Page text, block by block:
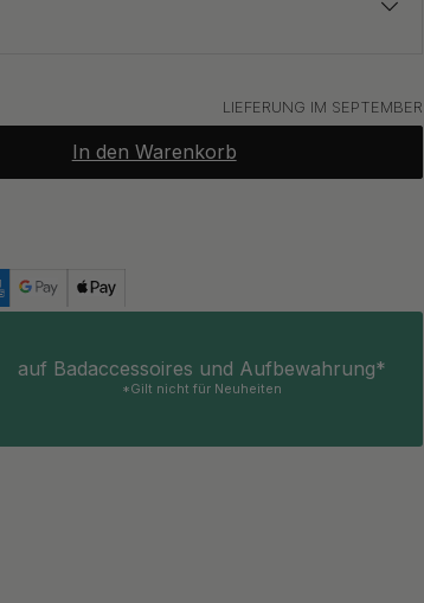
Auf Lager
LIEFERUNG IM SEPTEMBER
In den Warenkorb
auf Badaccessoires und Aufbewahrung*
*Gilt nicht für Neuheiten